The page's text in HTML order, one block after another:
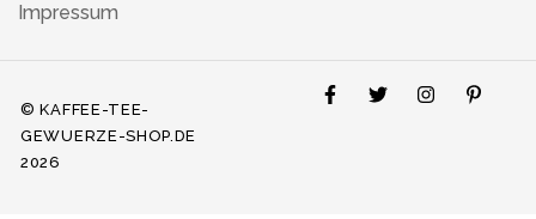
Impressum
© KAFFEE-TEE-
GEWUERZE-SHOP.DE
2026